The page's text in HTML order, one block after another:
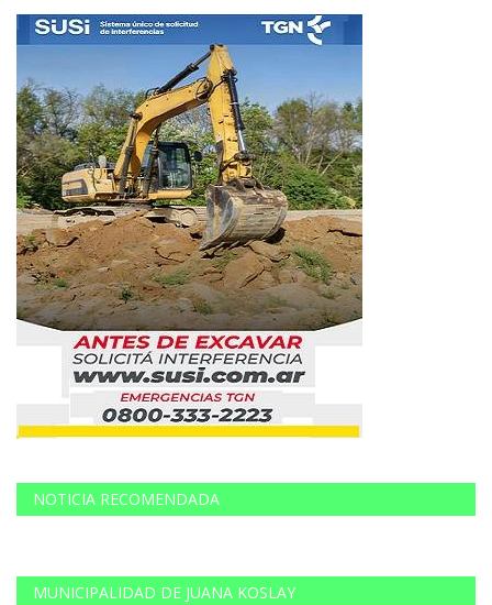
NOTICIA RECOMENDADA
MUNICIPALIDAD DE JUANA KOSLAY